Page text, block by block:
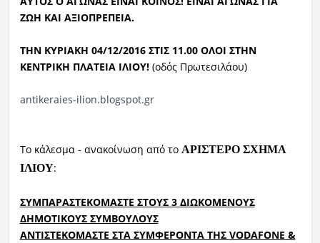
ΖΩΗ ΚΑΙ ΑΞΙΟΠΡΕΠΕΙΑ.
ΤΗΝ ΚΥΡΙΑΚΗ 04/12/2016 ΣΤΙΣ 11.00 ΟΛΟΙ ΣΤΗΝ
ΚΕΝΤΡΙΚΗ ΠΛΑΤΕΙΑ ΙΛΙΟΥ!(οδός Πρωτεσιλάου)
antikeraies-ilion.blogspot.gr
Το κάλεσμα - ανακοίνωση από το ΑΡΙΣΤΕΡΟ ΣΧΗΜΑ
ΙΛΙΟΥ:
ΣΥΜΠΑΡΑΣΤΕΚΟΜΑΣΤΕ ΣΤΟΥΣ 3 ΔΙΩΚΟΜΕΝΟΥΣ
ΔΗΜΟΤΙΚΟΥΣ ΣΥΜΒΟΥΛΟΥΣ
ΑΝΤΙΣΤΕΚΟΜΑΣΤΕ ΣΤΑ ΣΥΜΦΕΡΟΝΤΑ ΤΗΣ VODAFONE &